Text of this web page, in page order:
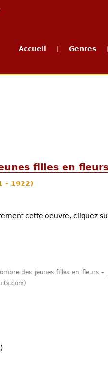
Accueil Genres
filles en
- 1922)
cette oeuvre, cliquez
des jeunes filles en fleurs –